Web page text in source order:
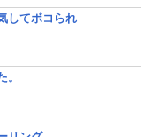
してボコられ